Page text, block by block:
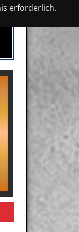
erforderlich.